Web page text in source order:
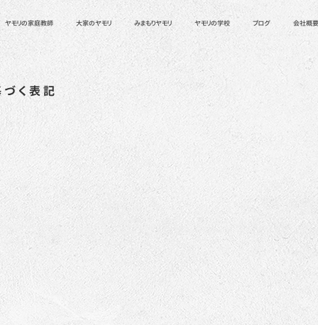
ヤモリの家庭教師 大家のヤモリ みまもりヤモリ ヤモリの学校 ブログ 会社概要
く表記